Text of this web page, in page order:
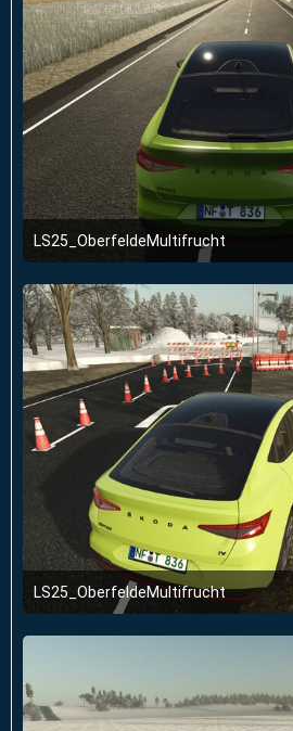
LS25_OberfeldeMultifrucht
2. Januar 2026 um 23:51
LS25_OberfeldeMultifrucht
2. Januar 2026 um 23:51